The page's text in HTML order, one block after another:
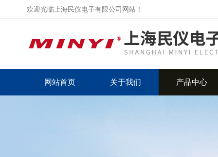
欢迎光临上海民仪电子有限公司网站！
网站首页 关于我们 产品中心